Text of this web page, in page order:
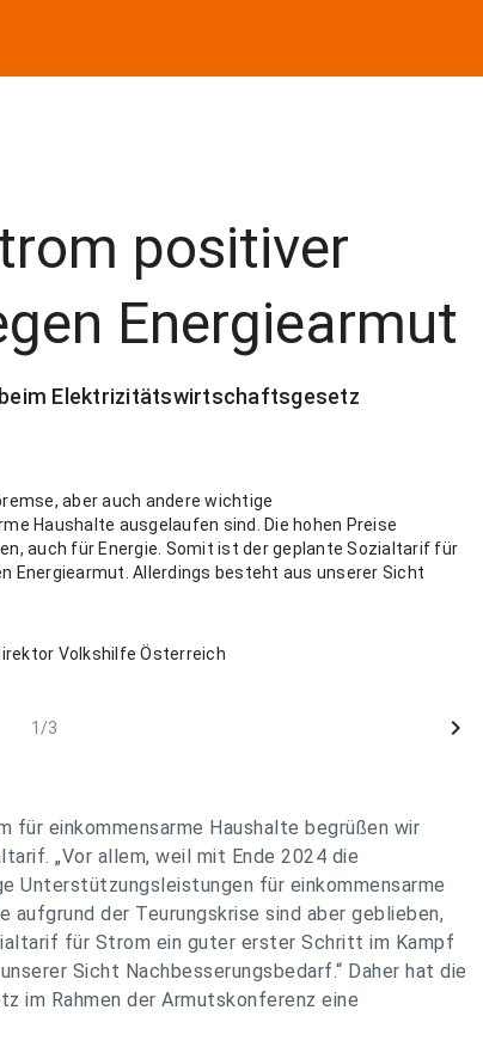
positiver
Energiearmut
Elektrizitätswirtschaftsgesetz
aber auch andere wichtige
Haushalte ausgelaufen sind. Die hohen Preise
auch für Energie. Somit ist der geplante Sozialtarif für
Energiearmut. Allerdings besteht aus unserer Sicht
Volkshilfe Österreich
1/3 chevron_right
für einkommensarme Haushalte begrüßen wir
„Vor allem, weil mit Ende 2024 die
Unterstützungsleistungen für einkommensarme
aufgrund der Teurungskrise sind aber geblieben,
für Strom ein guter erster Schritt im Kampf
Sicht Nachbesserungsbedarf.“ Daher hat die
Rahmen der Armutskonferenz eine